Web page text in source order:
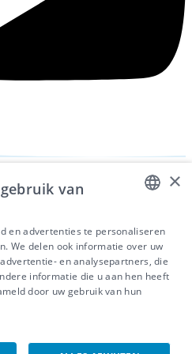
DUTCH
FRENCH
×
van
en advertenties te personaliseren
We delen ook informatie over uw
en analysepartners, die
informatie die u aan hen heeft
door uw gebruik van hun